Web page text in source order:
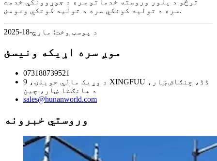
سره د تولید کونکي سره د تولید کونکي ومومئ.
د پوسټ وخت: مارچ-18-2025
موږ سره اړیکه ونیسئ
073188739521
د وړيک مالي حویلۍ، 9 XINGFUU ڈڈ، چنګاش ښار،
د هانګشا ښار، چین
sales@hunanworld.com
وروستي خبرونه